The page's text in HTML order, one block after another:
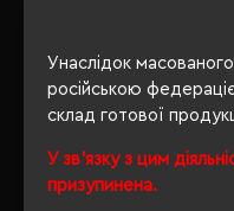
Унаслідок
російською
склад готової
У зв'язку з цим
призупинена.
ВІДГУКИ